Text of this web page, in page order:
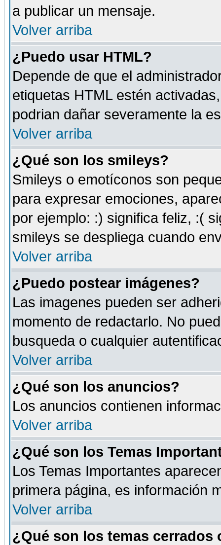
a publicar un mensaje.
Volver arriba
¿Puedo usar HTML?
Depende de que el
etiquetas HTML estén
podrian dañar severamente la
Volver arriba
¿Qué son los smileys?
Smileys o emotíconos son
para expresar emociones,
por ejemplo: :) significa feliz, :(
smileys se despliega cuando
Volver arriba
¿Puedo postear imágenes?
Las imagenes pueden ser
momento de redactarlo. No
busqueda o cualquier
Volver arriba
¿Qué son los anuncios?
Los anuncios contienen
Volver arriba
¿Qué son los Temas
Los Temas Importantes
primera página, es información
Volver arriba
¿Qué son los temas cerrados